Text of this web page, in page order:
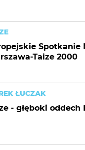
Spotkanie
Taize 2000
ŁUCZAK
- głęboki oddech